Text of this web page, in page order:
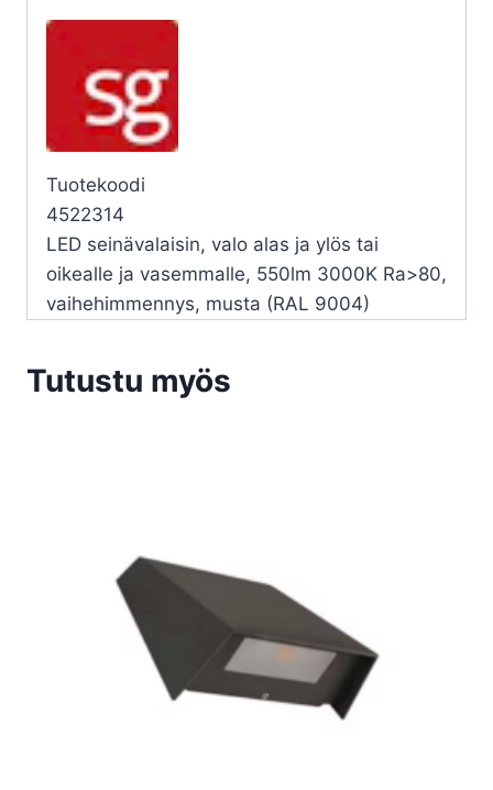
Tuotekoodi
4522314
LED seinävalaisin, valo alas ja ylös tai
oikealle ja vasemmalle, 550lm 3000K Ra>80,
vaihehimmennys, musta (RAL 9004)
Tutustu myös